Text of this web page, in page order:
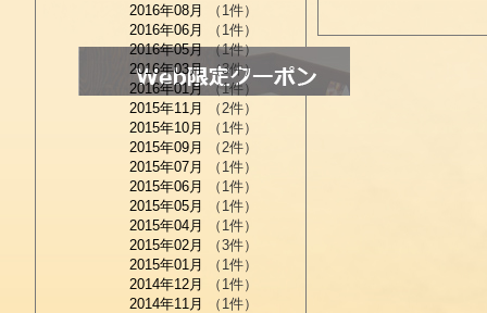
2016年08月
（1件）
2016年06月
（1件）
2016年05月（1件）
2016年03月（3件）
2016年01月（1件）
2015年11月
（2件）
2015年10月
（1件）
2015年09月
（2件）
2015年07月
（1件）
2015年06月
（1件）
2015年05月
（1件）
2015年04月
（1件）
2015年02月
（3件）
2015年01月
（1件）
2014年12月
（1件）
2014年11月
（1件）